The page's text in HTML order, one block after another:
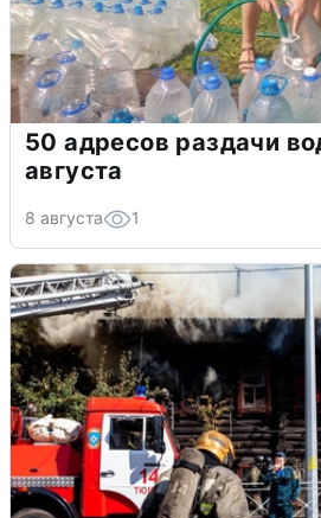
50 адресов раздачи
августа
8 августа 1